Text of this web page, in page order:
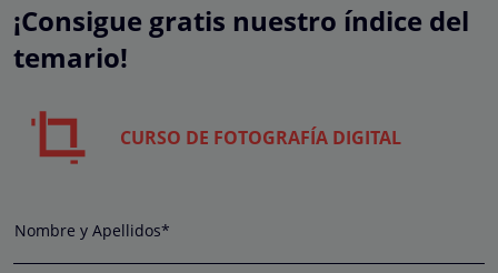
¡Consigue gratis nuestro índice del
temario!
CURSO DE FOTOGRAFÍA DIGITAL
Nombre y Apellidos*